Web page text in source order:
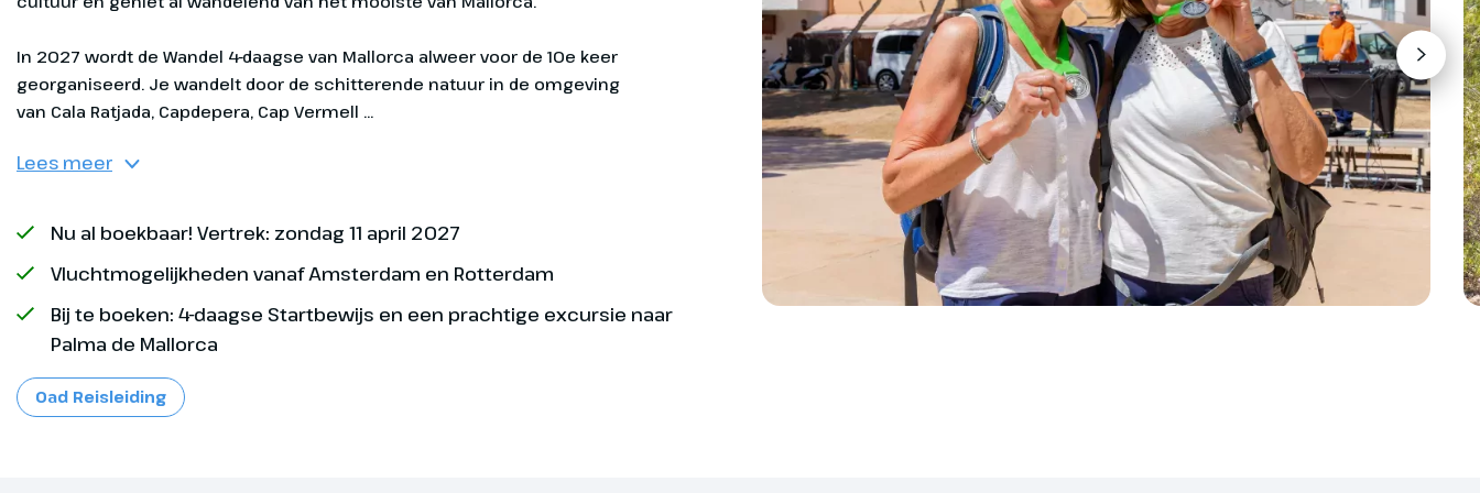
In 2027 wordt de Wandel 4-daagse van Mallorca alweer voor de 10e keer georganiseerd. Je wandelt door de schitterende natuur in de omgeving van Cala Ratjada, Capdepera, Cap Vermell ...
Lees meer
Nu al boekbaar! Vertrek: zondag 11 april 2027
Vluchtmogelijkheden vanaf Amsterdam en Rotterdam
Bij te boeken: 4-daagse Startbewijs en een prachtige excursie naar
Palma de Mallorca
Oad Reisleiding
Dag 1 Heenreis
Vandaag vertrek je per vlucht van Transavia
Op de luchthaven van Palma de Mallorca word
Oad reisleiding die je begeleid naar de
klaarstaande transferbus. Vervolgens wordt je
Bagage tijdens de vlucht, deze kun je bijboeken via
Transavia.com
ecotax (ter plaatse te voldoen)
Optioneel bij te
water te halen. Neem dus een waterfles en evt. een rugzak
mee.
Na de wandelingen kun je terecht bij de ‘Walking Village’,
waar je kunt genieten van een drankje en livemuziek.
Daarna keer je op eigen gelegenheid terug naar jouw hotel.